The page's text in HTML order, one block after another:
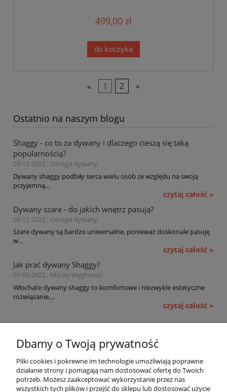
499,00 zł
do koszyka
« 1 2 »
Ostatnio na naszym blogu
Shaggy - co to za dywany i dlaczego cieszą się taką
popularnością?
29-12-2022 , Omega dywany
Dywany shaggy podbiły serca wielu osób ze względu na swoją
przyjemną...
czytaj całość »
Dywany szare - do jakich wnętrz pasują?
28-12-2022 , Omega dywany
Szare dywany są bardzo uniwersalne, ponieważ doskonale pasuję
w...
czytaj całość »
Jak prać dywany Shaggy?
01-06-2022 , Maciej Węgłowski
Włochate dywany shaggy to komfortowe i niezwykle estetyczne
rozwiązanie,...
czytaj całość »
Płatności i dostawa
Dbamy o Twoją prywatność
Pliki cookies i pokrewne im technologie umożliwiają poprawne
działanie strony i pomagają nam dostosować ofertę do Twoich
potrzeb. Możesz zaakceptować wykorzystanie przez nas
wszystkich tych plików i przejść do sklepu lub dostosować użycie